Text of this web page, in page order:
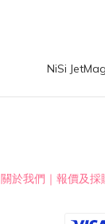
關於我們 ｜ 報價及採